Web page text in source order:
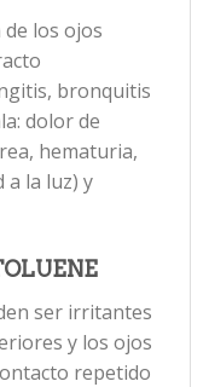
los ojos
bronquitis
dolor de
hematuria,
la luz) y
ser irritantes
y los ojos
repetido